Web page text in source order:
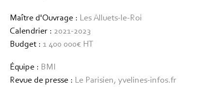
Maître d'Ouvrage : Les Alluets-le-Roi
Calendrier : 2021-2023
Budget : 1 400 000€ HT
Équipe : BMI
Revue de presse : Le Parisien, yvelines-infos.fr